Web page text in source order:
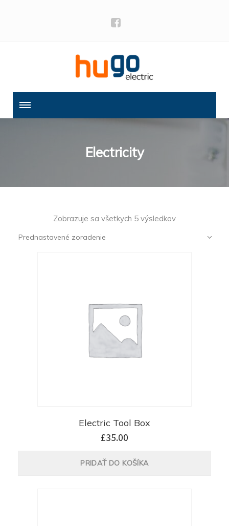
Electricity
Zobrazuje sa všetkych 5 výsledkov
Prednastavené zoradenie
Electric Tool Box
£35.00
PRIDAŤ DO KOŠÍKA